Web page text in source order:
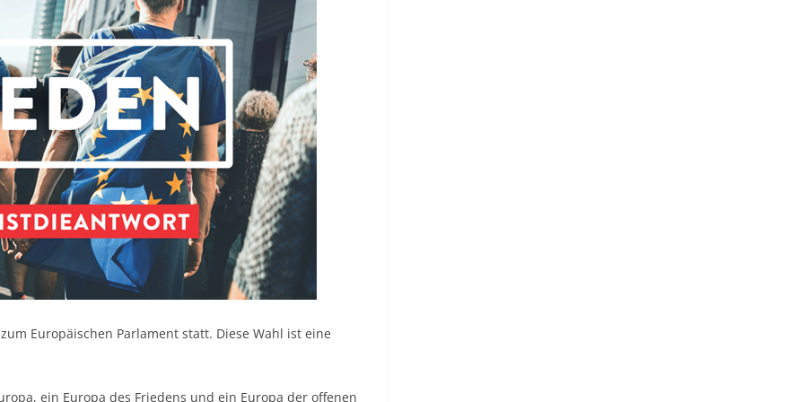
Europäischen Parlament statt. Diese Wahl ist eine
ein Europa des Friedens und ein Europa der offenen